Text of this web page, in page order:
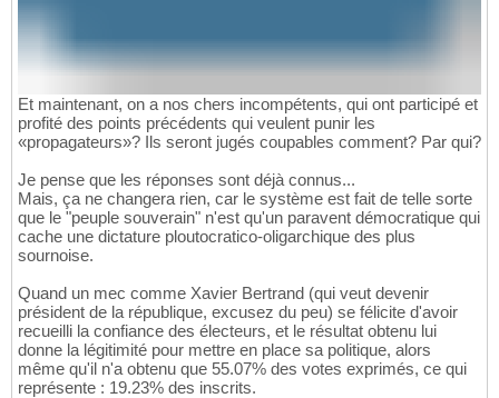
Et maintenant, on a nos chers incompétents, qui ont participé et
profité des points précédents qui veulent punir les
«propagateurs»? Ils seront jugés coupables comment? Par qui?
Je pense que les réponses sont déjà connus...
Mais, ça ne changera rien, car le système est fait de telle sorte
que le "peuple souverain" n'est qu'un paravent démocratique qui
cache une dictature ploutocratico-oligarchique des plus
sournoise.
Quand un mec comme Xavier Bertrand (qui veut devenir
président de la république, excusez du peu) se félicite d'avoir
recueilli la confiance des électeurs, et le résultat obtenu lui
donne la légitimité pour mettre en place sa politique, alors
même qu'il n'a obtenu que 55.07% des votes exprimés, ce qui
représente : 19.23% des inscrits.